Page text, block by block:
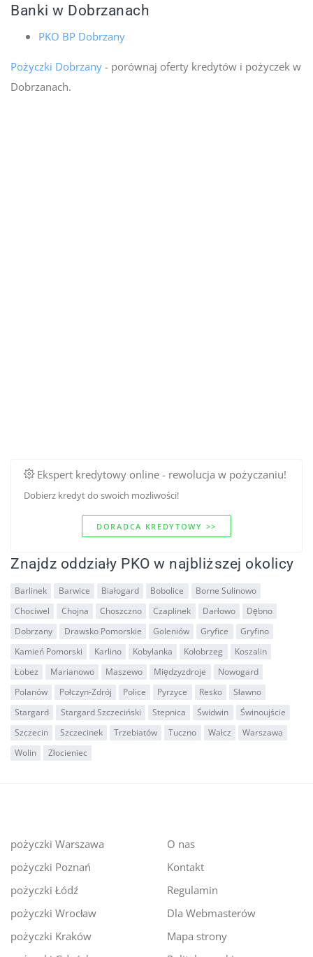
Banki w Dobrzanach
PKO BP Dobrzany
Pożyczki Dobrzany- porównaj oferty kredytów i pożyczek w
Dobrzanach.
Ekspert kredytowy online - rewolucja w pożyczaniu!
Dobierz kredyt do swoich mozliwości!
DORADCA KREDYTOWY >>
Znajdz oddziały PKO w najbliższej okolicy
Barlinek Barwice Białogard Bobolice
Borne Sulinowo
Chociwel
Chojna Choszczno Czaplinek Darłowo
Dębno
Dobrzany
Drawsko Pomorskie Goleniów Gryfice
Gryfino
Kamień Pomorski
Karlino Kobylanka Kołobrzeg
Koszalin
Łobez
Marianowo Maszewo Międzyzdroje
Nowogard
Polanów
Połczyn-Zdrój Police Pyrzyce Resko
Sławno
Stargard
Stargard Szczeciński Stepnica Świdwin
Świnoujście
Szczecin
Szczecinek Trzebiatów Tuczno Wałcz
Warszawa
Wolin
Złocieniec
pożyczki Warszawa
pożyczki Poznań
pożyczki Łódź
pożyczki Wrocław
pożyczki Kraków
O nas
Kontakt
Regulamin
Dla Webmasterów
Mapa strony